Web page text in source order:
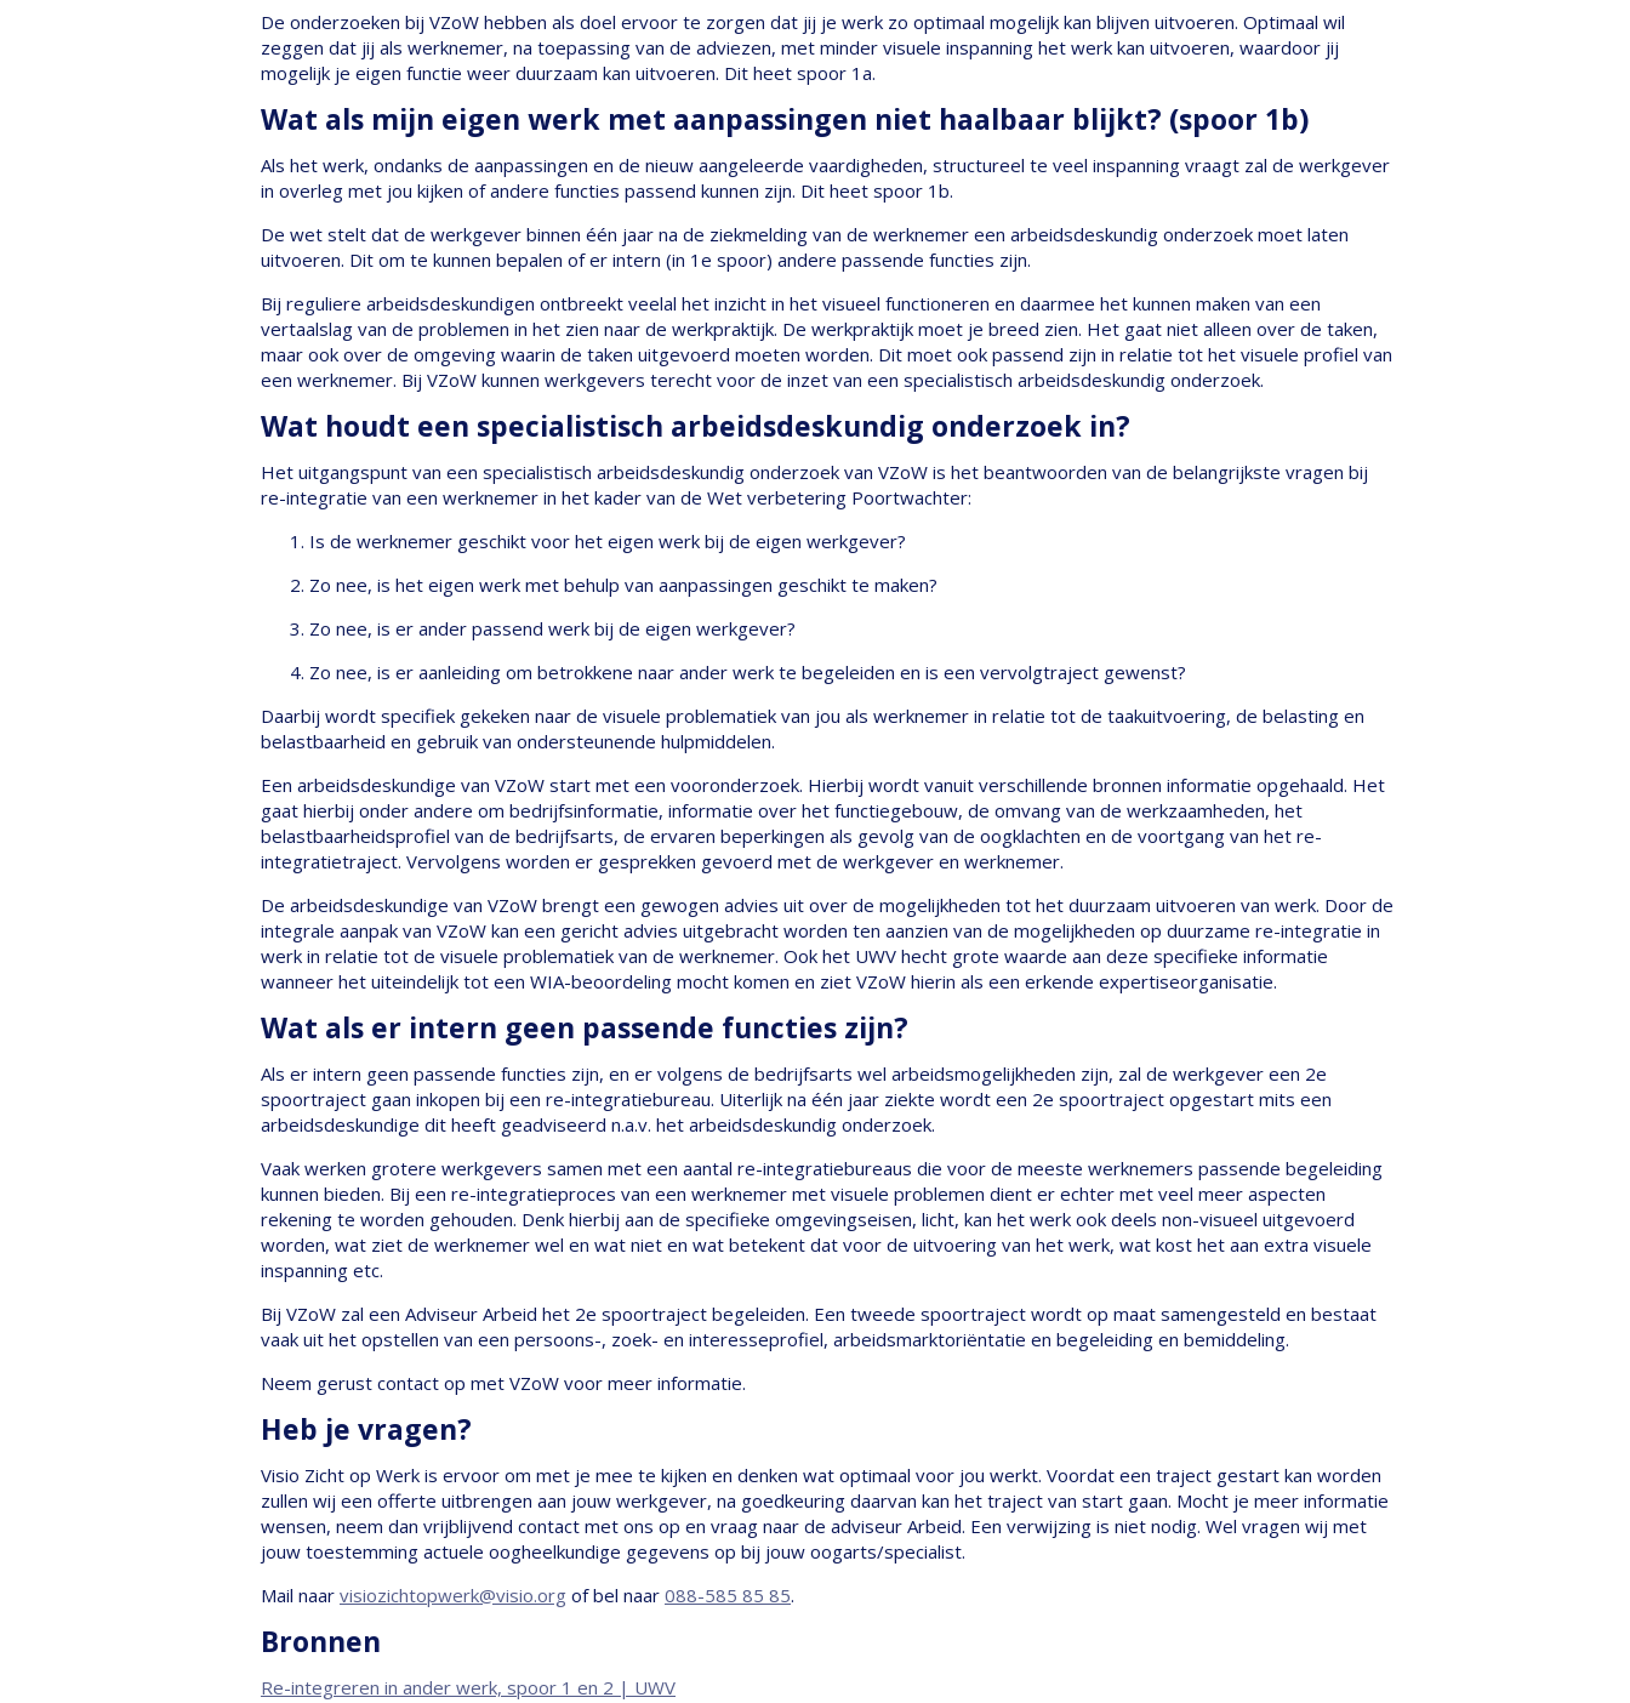
De onderzoeken bij VZoW hebben als doel ervoor te zorgen dat jij je werk zo optimaal mogelijk kan blijven uitvoeren. Optimaal wil
zeggen dat jij als werknemer, na toepassing van de adviezen, met minder visuele inspanning het werk kan uitvoeren, waardoor jij
mogelijk je eigen functie weer duurzaam kan uitvoeren. Dit heet spoor 1a.
Wat als mijn eigen werk met aanpassingen niet haalbaar blijkt? (spoor 1b)
Als het werk, ondanks de aanpassingen en de nieuw aangeleerde vaardigheden, structureel te veel inspanning vraagt zal de werkgever
in overleg met jou kijken of andere functies passend kunnen zijn. Dit heet spoor 1b.
De wet stelt dat de werkgever binnen één jaar na de ziekmelding van de werknemer een arbeidsdeskundig onderzoek moet laten
uitvoeren. Dit om te kunnen bepalen of er intern (in 1e spoor) andere passende functies zijn.
Bij reguliere arbeidsdeskundigen ontbreekt veelal het inzicht in het visueel functioneren en daarmee het kunnen maken van een
vertaalslag van de problemen in het zien naar de werkpraktijk. De werkpraktijk moet je breed zien. Het gaat niet alleen over de taken,
maar ook over de omgeving waarin de taken uitgevoerd moeten worden. Dit moet ook passend zijn in relatie tot het visuele profiel van
een werknemer. Bij VZoW kunnen werkgevers terecht voor de inzet van een specialistisch arbeidsdeskundig onderzoek.
Wat houdt een specialistisch arbeidsdeskundig onderzoek in?
Het uitgangspunt van een specialistisch arbeidsdeskundig onderzoek van VZoW is het beantwoorden van de belangrijkste vragen bij
re-integratie van een werknemer in het kader van de Wet verbetering Poortwachter:
Is de werknemer geschikt voor het eigen werk bij de eigen werkgever?
Zo nee, is het eigen werk met behulp van aanpassingen geschikt te maken?
Zo nee, is er ander passend werk bij de eigen werkgever?
Zo nee, is er aanleiding om betrokkene naar ander werk te begeleiden en is een vervolgtraject gewenst?
Daarbij wordt specifiek gekeken naar de visuele problematiek van jou als werknemer in relatie tot de taakuitvoering, de belasting en
belastbaarheid en gebruik van ondersteunende hulpmiddelen.
Een arbeidsdeskundige van VZoW start met een vooronderzoek. Hierbij wordt vanuit verschillende bronnen informatie opgehaald. Het
gaat hierbij onder andere om bedrijfsinformatie, informatie over het functiegebouw, de omvang van de werkzaamheden, het
belastbaarheidsprofiel van de bedrijfsarts, de ervaren beperkingen als gevolg van de oogklachten en de voortgang van het re-
integratietraject. Vervolgens worden er gesprekken gevoerd met de werkgever en werknemer.
De arbeidsdeskundige van VZoW brengt een gewogen advies uit over de mogelijkheden tot het duurzaam uitvoeren van werk. Door de
integrale aanpak van VZoW kan een gericht advies uitgebracht worden ten aanzien van de mogelijkheden op duurzame re-integratie in
werk in relatie tot de visuele problematiek van de werknemer. Ook het UWV hecht grote waarde aan deze specifieke informatie
wanneer het uiteindelijk tot een WIA-beoordeling mocht komen en ziet VZoW hierin als een erkende expertiseorganisatie.
Wat als er intern geen passende functies zijn?
Als er intern geen passende functies zijn, en er volgens de bedrijfsarts wel arbeidsmogelijkheden zijn, zal de werkgever een 2e
spoortraject gaan inkopen bij een re-integratiebureau. Uiterlijk na één jaar ziekte wordt een 2e spoortraject opgestart mits een
arbeidsdeskundige dit heeft geadviseerd n.a.v. het arbeidsdeskundig onderzoek.
Vaak werken grotere werkgevers samen met een aantal re-integratiebureaus die voor de meeste werknemers passende begeleiding
kunnen bieden. Bij een re-integratieproces van een werknemer met visuele problemen dient er echter met veel meer aspecten
rekening te worden gehouden. Denk hierbij aan de specifieke omgevingseisen, licht, kan het werk ook deels non-visueel uitgevoerd
worden, wat ziet de werknemer wel en wat niet en wat betekent dat voor de uitvoering van het werk, wat kost het aan extra visuele
inspanning etc.
Bij VZoW zal een Adviseur Arbeid het 2e spoortraject begeleiden. Een tweede spoortraject wordt op maat samengesteld en bestaat
vaak uit het opstellen van een persoons-, zoek- en interesseprofiel, arbeidsmarktoriëntatie en begeleiding en bemiddeling.
Neem gerust contact op met VZoW voor meer informatie.
Heb je vragen?
Visio Zicht op Werk is ervoor om met je mee te kijken en denken wat optimaal voor jou werkt. Voordat een traject gestart kan worden
zullen wij een offerte uitbrengen aan jouw werkgever, na goedkeuring daarvan kan het traject van start gaan. Mocht je meer informatie
wensen, neem dan vrijblijvend contact met ons op en vraag naar de adviseur Arbeid. Een verwijzing is niet nodig. Wel vragen wij met
jouw toestemming actuele oogheelkundige gegevens op bij jouw oogarts/specialist.
Mail naar visiozichtopwerk@visio.org of bel naar 088-585 85 85.
Bronnen
Re-integreren in ander werk, spoor 1 en 2 | UWV